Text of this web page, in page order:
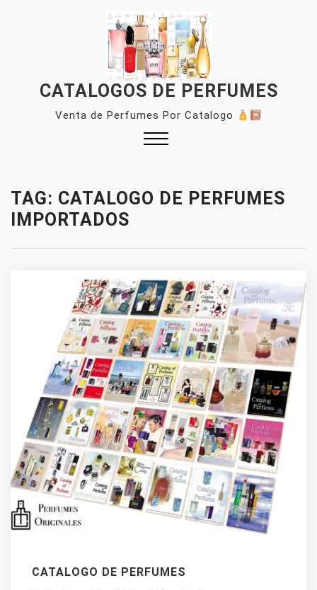
CATALOGOS DE PERFUMES
Venta de Perfumes Por Catalogo
TAG: CATALOGO DE PERFUMES
IMPORTADOS
CATALOGO DE PERFUMES